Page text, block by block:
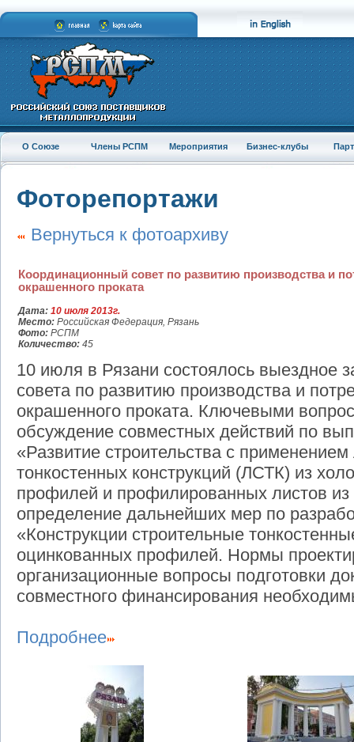
О Союзе Члены РСПМ Мероприятия Бизнес-клубы
Фоторепортажи
Вернуться к фотоархиву
Координационный совет по развитию производства и
окрашенного проката
Дата: 10 июля 2013г.
Место: Российская Федерация, Рязань
Фото: РСПМ
Количество: 45
10 июля в Рязани состоялось выездное
совета по развитию производства и
окрашенного проката. Ключевыми
обсуждение совместных действий по
«Развитие строительства с применением
тонкостенных конструкций (ЛСТК) из
профилей и профилированных листов
определение дальнейших мер по
«Конструкции строительные
оцинкованных профилей. Нормы
организационные вопросы подготовки
совместного финансирования
Подробнее